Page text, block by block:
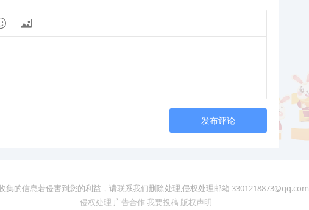

发布评论
集的信息若侵害到您的利益，请联系我们删除处理,侵权处理邮箱 3301218873@qq.com
侵权处理 广告合作我要投稿 版权声明